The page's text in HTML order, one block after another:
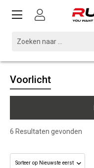
Voorlicht
6 Resultaten gevonden